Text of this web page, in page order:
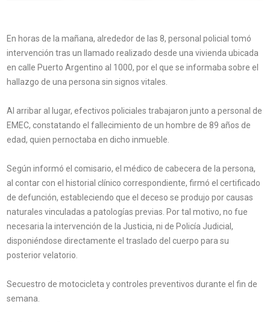
En horas de la mañana, alrededor de las 8, personal policial tomó
intervención tras un llamado realizado desde una vivienda ubicada
en calle Puerto Argentino al 1000, por el que se informaba sobre el
hallazgo de una persona sin signos vitales.
Al arribar al lugar, efectivos policiales trabajaron junto a personal de
EMEC, constatando el fallecimiento de un hombre de 89 años de
edad, quien pernoctaba en dicho inmueble.
Según informó el comisario, el médico de cabecera de la persona,
al contar con el historial clínico correspondiente, firmó el certificado
de defunción, estableciendo que el deceso se produjo por causas
naturales vinculadas a patologías previas. Por tal motivo, no fue
necesaria la intervención de la Justicia, ni de Policía Judicial,
disponiéndose directamente el traslado del cuerpo para su
posterior velatorio.
Secuestro de motocicleta y controles preventivos durante el fin de
semana.